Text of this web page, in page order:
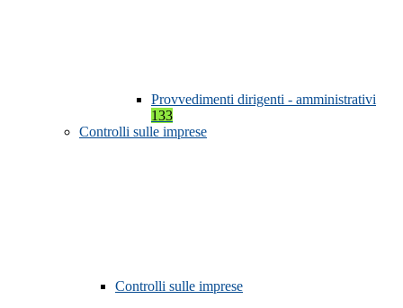
Provvedimenti dirigenti - amministrativi
133
Controlli sulle imprese
Controlli sulle imprese